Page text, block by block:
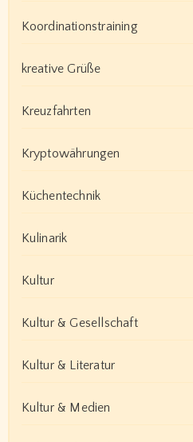
Koordinationstraining
kreative Grüße
Kreuzfahrten
Kryptowährungen
Küchentechnik
Kulinarik
Kultur
Kultur & Gesellschaft
Kultur & Literatur
Kultur & Medien